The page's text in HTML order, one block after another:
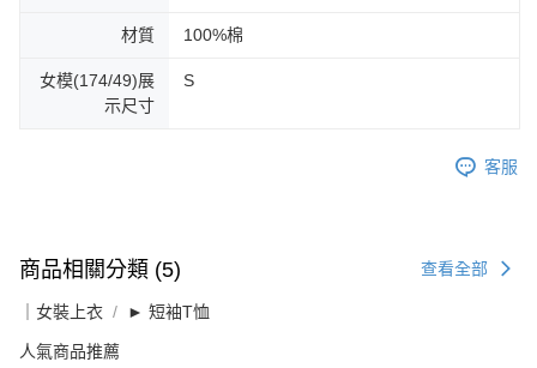
材質 100%棉
女模(174/49)展
示尺寸
S
客服
商品相關分類 (5) 查看全部
｜女裝上衣 ► 短袖T恤
人氣商品推薦